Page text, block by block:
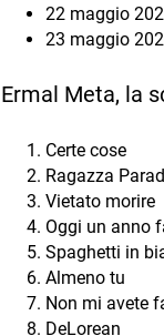
22 maggio
23 maggio
Ermal Meta, la
Certe cose
Ragazza
Vietato morire
Oggi un anno
Spaghetti in
Almeno tu
Non mi avete
DeLorean